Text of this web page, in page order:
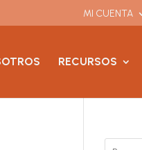
MI CUENTA
RECURSOS